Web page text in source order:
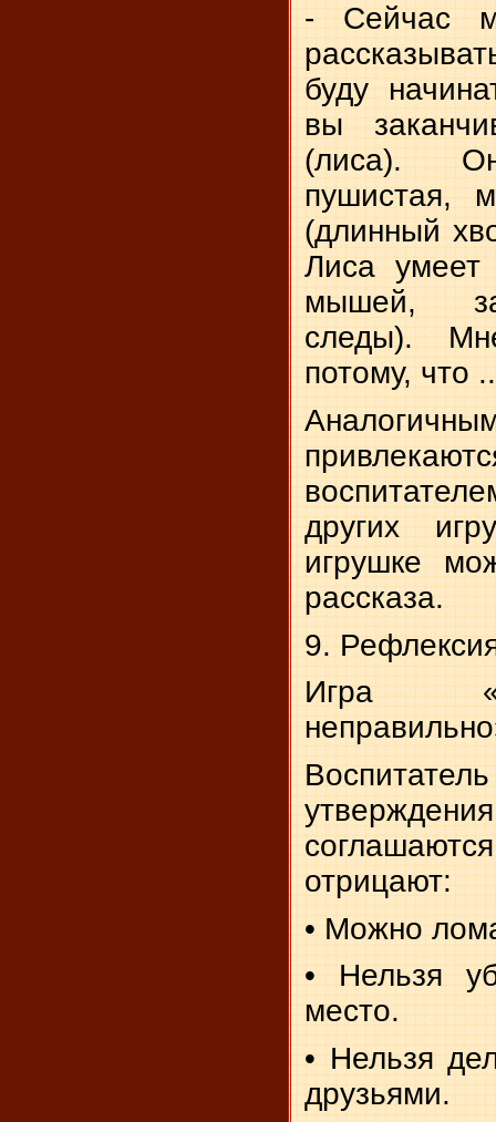
- Сейчас
буду
вы
(лиса).
пушистая,
(длинный
Лиса умеет
мышей,
следы).
потому, что
других
игрушке
рассказа.
9.
Игра
отрицают:
• Можно
• Нельзя
место.
• Нельзя
друзьями.